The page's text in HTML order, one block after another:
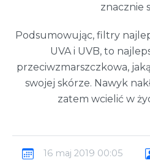
znacznie
Podsumowując, filtry
UVA i UVB, to
przeciwzmarszczkowa,
swojej skórze. Nawyk
zatem wcielić w
16 maj 2019 00:05